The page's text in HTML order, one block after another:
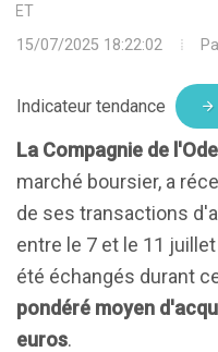
15/07/2025 18:22:02
Indicateur tendance
La Compagnie de
marché boursier, a
de ses transactions
entre le 7 et le 11
été échangés durant
pondéré moyen
euros.